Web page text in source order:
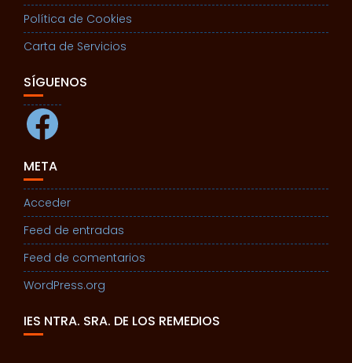
Política de Cookies
Carta de Servicios
SÍGUENOS
Facebook
META
Acceder
Feed de entradas
Feed de comentarios
WordPress.org
IES NTRA. SRA. DE LOS REMEDIOS